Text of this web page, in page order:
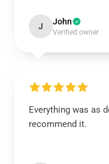
J John
Verified owner
Everything was as
recommend it.